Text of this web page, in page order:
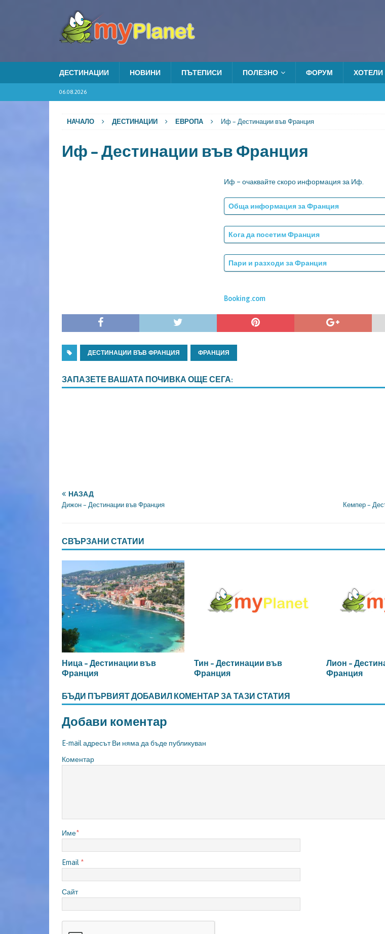
ДЕСТИНАЦИИ НОВИНИ ПЪТЕПИСИ ПОЛЕЗНО ФОРУМ ХОТЕЛИ
06.08.2026
НАЧАЛО ДЕСТИНАЦИИ ЕВРОПА Иф – Дестинации във Франция
Иф – Дестинации във Франция
Иф – очаквайте скоро информация за Иф.
Обща информация за Франция
Кога да посетим Франция
Пари и разходи за Франция
Booking.com
ДЕСТИНАЦИИ ВЪВ ФРАНЦИЯ ФРАНЦИЯ
ЗАПАЗЕТЕ ВАШАТА ПОЧИВКА ОЩЕ СЕГА:
НАЗАД
Дижон – Дестинации във Франция Кемпер –
СВЪРЗАНИ СТАТИИ
Ница – Дестинации във
Франция
Тин – Дестинации във
Франция
Лион –
Франция
БЪДИ ПЪРВИЯТ ДОБАВИЛ КОМЕНТАР ЗА ТАЗИ СТАТИЯ
Добави коментар
E-mail адресът Ви няма да бъде публикуван
Коментар
Име*
Email *
Сайт